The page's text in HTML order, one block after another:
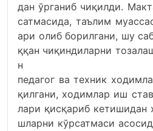
дан ўрганиб чиқилди.
сатмасида, таълим
ари олиб борилгани, шу
ққан чиқиндиларни
н
педагог ва техник
қилгани, ходимлар иш
лари қисқариб кетишидан
шларни кўрсатмаси